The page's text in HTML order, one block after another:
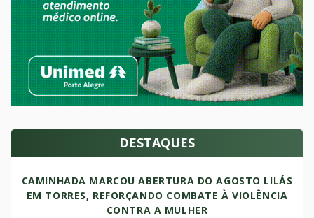
DESTAQUES
CAMINHADA MARCOU ABERTURA DO AGOSTO LILÁS
EM TORRES, REFORÇANDO COMBATE À VIOLÊNCIA
CONTRA A MULHER